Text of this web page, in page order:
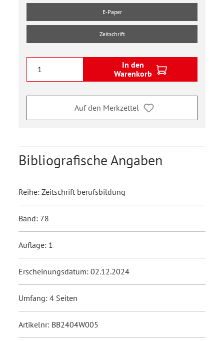
E-Paper
Zeitschrift
In den
Warenkorb
Auf den Merkzettel
Bibliografische Angaben
Reihe: Zeitschrift berufsbildung
Band: 78
Auflage: 1
Erscheinungsdatum: 02.12.2024
Umfang: 4 Seiten
Artikelnr: BB2404W005